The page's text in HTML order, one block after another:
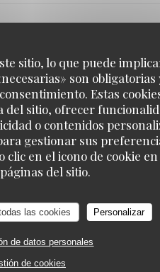
sitio, lo que puede
son
Estas
sitio, ofrecer
o contenidos
gestionar sus
clic en el icono de cookie
del sitio.
las cookies Personalizar
de datos personales
de cookies
RESERVAR UNA MESA